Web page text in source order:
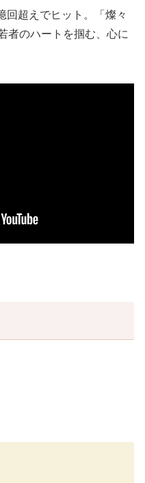
回超えでヒット。「燦々
者のハートを掴む、心に